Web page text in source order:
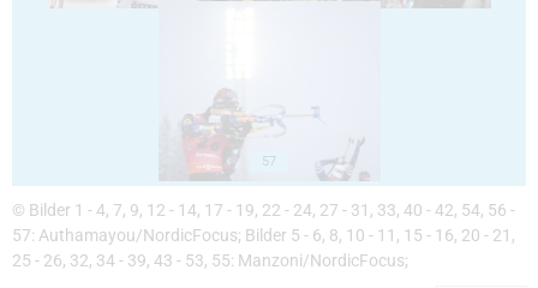
57
© Bilder 1 - 4, 7, 9, 12 - 14, 17 - 19, 22 - 24, 27 - 31, 33, 40 - 42, 54, 56 -
57: Authamayou/NordicFocus; Bilder 5 - 6, 8, 10 - 11, 15 - 16, 20 - 21,
25 - 26, 32, 34 - 39, 43 - 53, 55: Manzoni/NordicFocus;